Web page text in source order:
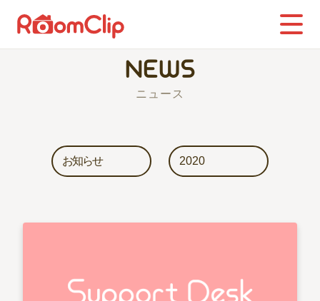
NEWS
ニュース
お知らせ 2020